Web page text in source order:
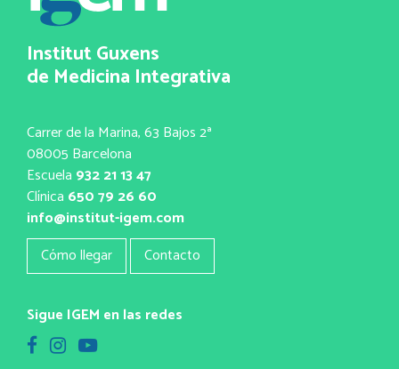
Institut Guxens
de Medicina Integrativa
Carrer de la Marina, 63 Bajos 2ª
08005 Barcelona
Escuela 932 21 13 47
Clínica 650 79 26 60
info@institut-igem.com
Cómo llegar
Contacto
Sigue IGEM en las redes